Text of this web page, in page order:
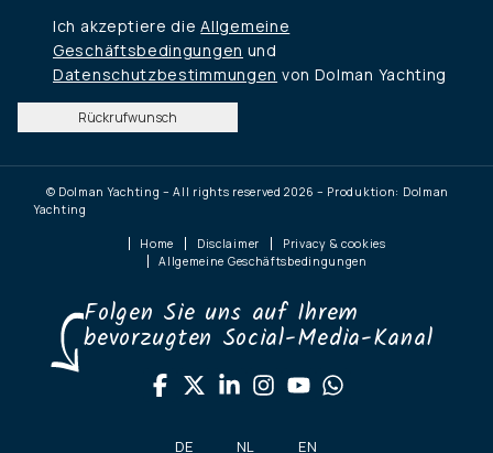
Ich akzeptiere dieAllgemeine
Geschäftsbedingungen und
Datenschutzbestimmungen von Dolman Yachting
Rückrufwunsch
© Dolman Yachting – All rights reserved 2026 – Produktion: Dolman
Yachting
Home Disclaimer
Privacy & cookies
Allgemeine Geschäftsbedingungen
Folgen Sie uns auf Ihrem
bevorzugten Social-Media-Kanal
DE NL EN